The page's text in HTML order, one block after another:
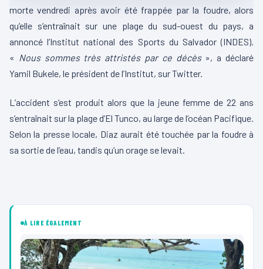
morte vendredi après avoir été frappée par la foudre, alors
qu’elle s’entraînait sur une plage du sud-ouest du pays, a
annoncé l’Institut national des Sports du Salvador (INDES).
« Nous sommes très attristés par ce décès», a déclaré
Yamil Bukele, le président de l’Institut, sur Twitter.
L’accident s’est produit alors que la jeune femme de 22 ans
s’entraînait sur la plage d’El Tunco, au large de l’océan Pacifique.
Selon la presse locale, Diaz aurait été touchée par la foudre à
sa sortie de l’eau, tandis qu’un orage se levait.
À LIRE ÉGALEMENT